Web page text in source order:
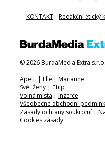
KONTAKT| Redakční etický
© 2026 BurdaMedia Extra s.r.o.
Apetit | Elle | Marianne
Svět Ženy | Chip
Volná místa | Inzerce
Všeobecné obchodní
Zásady ochrany soukromí |
Cookies zásady